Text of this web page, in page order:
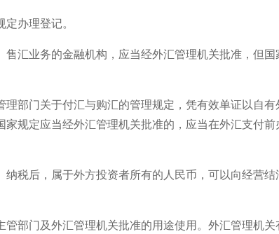
办理登记。
汇业务的金融机构，应当经外汇管理机关批准，但国
部门关于付汇与购汇的管理规定，凭有效单证以自有
规定应当经外汇管理机关批准的，应当在外汇支付前
税后，属于外方投资者所有的人民币，可以向经营结
部门及外汇管理机关批准的用途使用。外汇管理机关